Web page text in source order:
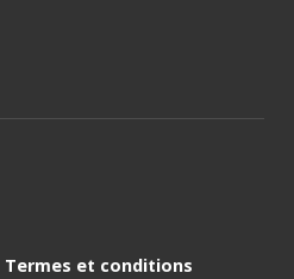
Termes et conditions